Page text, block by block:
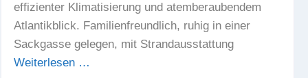
effizienter Klimatisierung und atemberaubendem
Atlantikblick. Familienfreundlich, ruhig in einer
Sackgasse gelegen, mit Strandausstattung
Weiterlesen …